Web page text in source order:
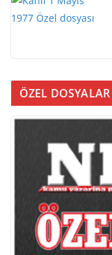
ÖZEL DOSYALAR